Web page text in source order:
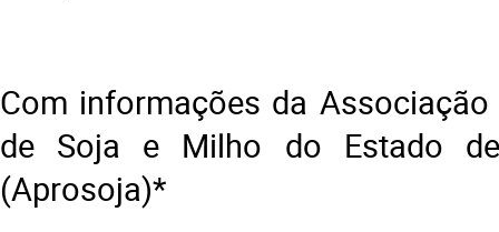
Com informações da
de Soja e Milho do Estado
(Aprosoja)*